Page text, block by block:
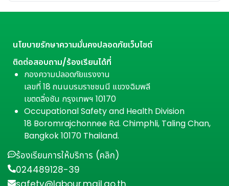
นโยบายรักษาความมั่นคงปลอดภัยเว็บไซต์
ติดต่อสอบถาม/ร้องเรียนได้ที่
กองความปลอดภัยแรงงาน
เลขที่ 18 ถนนบรมราชชนนี แขวงฉิมพลี
เขตตลิ่งชัน กรุงเทพฯ 10170
Occupational Safety and Health Division
18 Boromrajchonnee Rd. Chimphli, Taling Chan,
Bangkok 10170 Thailand.
ร้องเรียนการให้บริการ (คลิก)
024489128-39